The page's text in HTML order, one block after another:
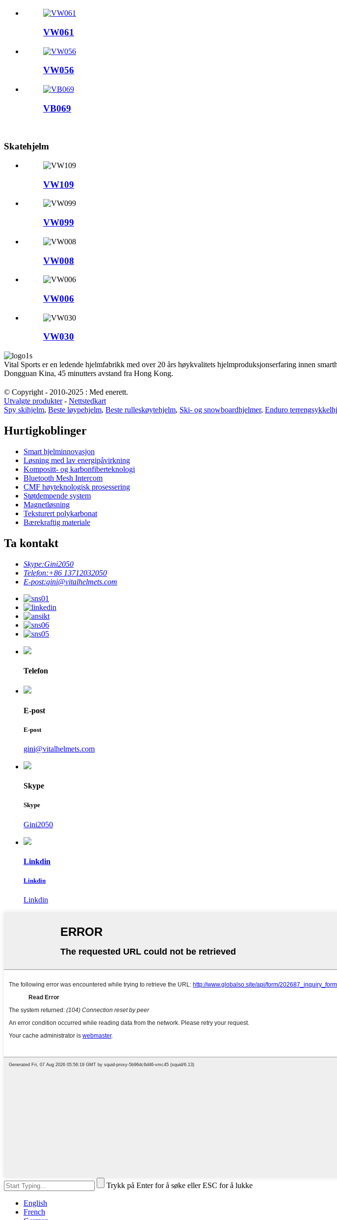
VW061
VW056
VB069
Skatehjelm
VW109
VW099
VW008
VW006
VW030
Vital Sports er en ledende hjelmfabrikk med over 20 års høykvalitets hjelmproduksjonserfaring innen
Dongguan Kina, 45 minutters avstand fra Hong Kong.
© Copyright - 2010-2025 : Med enerett.
Utvalgte produkter- Nettstedkart
Spy skihjelm, Beste løypehjelm, Beste rulleskøytehjelm, Ski- og snowboardhjelmer, Enduro
Hurtigkoblinger
Smart hjelminnovasjon
Løsning med lav energipåvirkning
Kompositt- og karbonfiberteknologi
Bluetooth Mesh Intercom
CMF høyteknologisk prosessering
Støtdempende system
Magnetløsning
Teksturert polykarbonat
Bærekraftig materiale
Ta kontakt
Skype:Gini2050
Telefon:+86 13712032050
E-post:gini@vitalhelmets.com
Telefon
E-post
E-post
gini@vitalhelmets.com
Skype
Skype
Gini2050
Linkdin
Linkdin
Linkdin
Trykk på Enter for å søke eller ESC for å lukke
English
French